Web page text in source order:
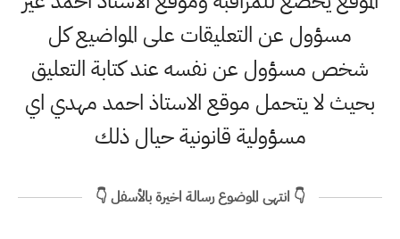
مسؤول عن التعليقات على المواضيع كل
شخص مسؤول عن نفسه عند كتابة التعليق
بحيث لا يتحمل موقع الاستاذ احمد مهدي اي
مسؤولية قانونية حيال ذلك
👇 انتهى الموضوع رسالة اخيرة بالأسفل 👇